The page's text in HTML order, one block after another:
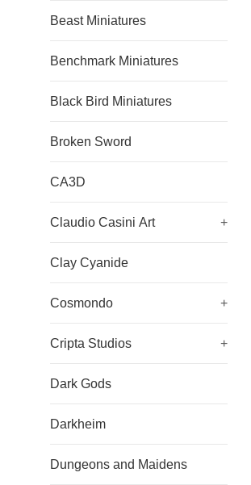
Beast Miniatures
Benchmark Miniatures
Black Bird Miniatures
Broken Sword
CA3D
Claudio Casini Art +
Clay Cyanide
Cosmondo +
Cripta Studios +
Dark Gods
Darkheim
Dungeons and Maidens